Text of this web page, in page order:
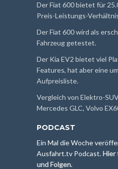
Der Fiat 600 bietet für
Preis-Leistungs-
Der Fiat 600 wird als
Fahrzeug getestet.
Der Kia EV2 bietet viel
Features, hat aber eine
Aufpreisliste.
Vergleich von Elektro-
Mercedes GLC, Volvo
PODCAST
Ein Mal die Woche
Ausfahrt.tv Podcast.Hier
und Folgen.